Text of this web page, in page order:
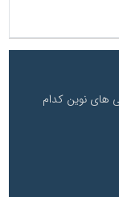
های نوین کدام